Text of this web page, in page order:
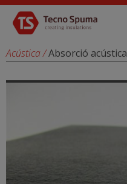
Español
Català
Français
Deutsch
Acústica/Absorció acústica